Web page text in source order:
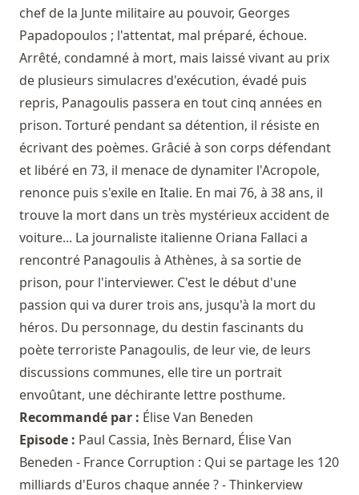
chef de la Junte militaire au pouvoir, Georges
Papadopoulos ; l'attentat, mal préparé, échoue.
Arrêté, condamné à mort, mais laissé vivant au prix
de plusieurs simulacres d'exécution, évadé puis
repris, Panagoulis passera en tout cinq années en
prison. Torturé pendant sa détention, il résiste en
écrivant des poèmes. Grâcié à son corps défendant
et libéré en 73, il menace de dynamiter l'Acropole,
renonce puis s'exile en Italie. En mai 76, à 38 ans, il
trouve la mort dans un très mystérieux accident de
voiture... La journaliste italienne Oriana Fallaci a
rencontré Panagoulis à Athènes, à sa sortie de
prison, pour l'interviewer. C'est le début d'une
passion qui va durer trois ans, jusqu'à la mort du
héros. Du personnage, du destin fascinants du
poète terroriste Panagoulis, de leur vie, de leurs
discussions communes, elle tire un portrait
envoûtant, une déchirante lettre posthume.
Recommandé par : Élise Van Beneden
Episode : Paul Cassia, Inès Bernard, Élise Van
Beneden - France Corruption : Qui se partage les 120
milliards d'Euros chaque année ? - Thinkerview